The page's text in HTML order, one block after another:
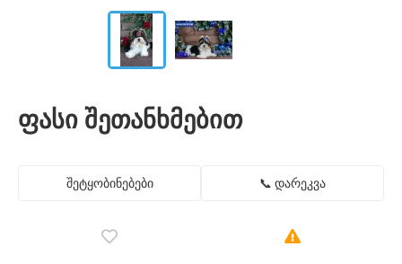
ფასი შეთანხმებით
შეტყობინებები 📞 დარეკვა